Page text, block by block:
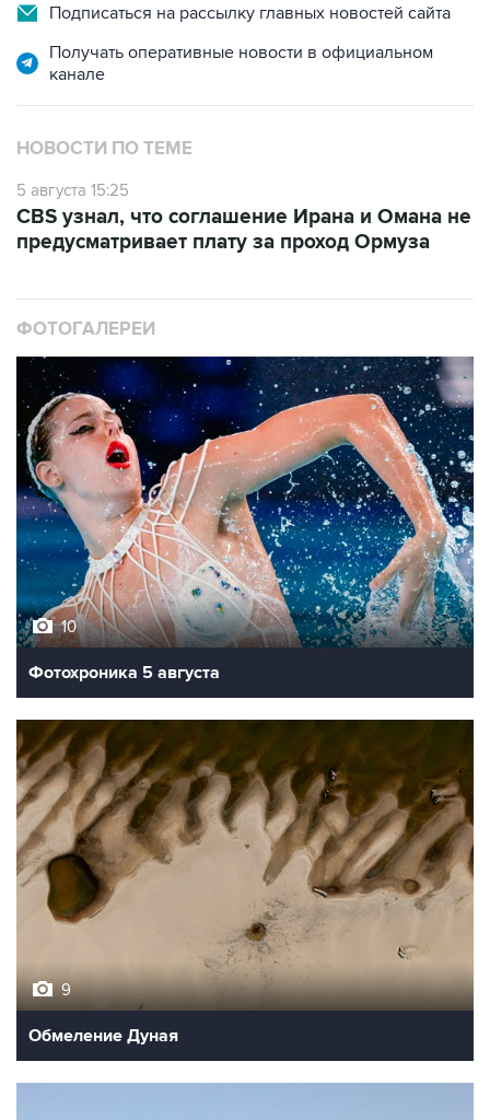
Подписаться на рассылку главных новостей сайта
Получать оперативные новости в официальном
канале
НОВОСТИ ПО ТЕМЕ
5 августа 15:25
CBS узнал, что соглашение Ирана и Омана не
предусматривает плату за проход Ормуза
ФОТОГАЛЕРЕИ
10
Фотохроника 5 августа
9
Обмеление Дуная